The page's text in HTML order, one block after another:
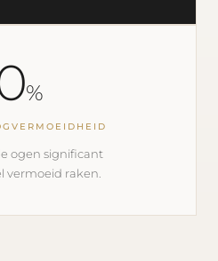
%
ogen significant
vermoeid raken.